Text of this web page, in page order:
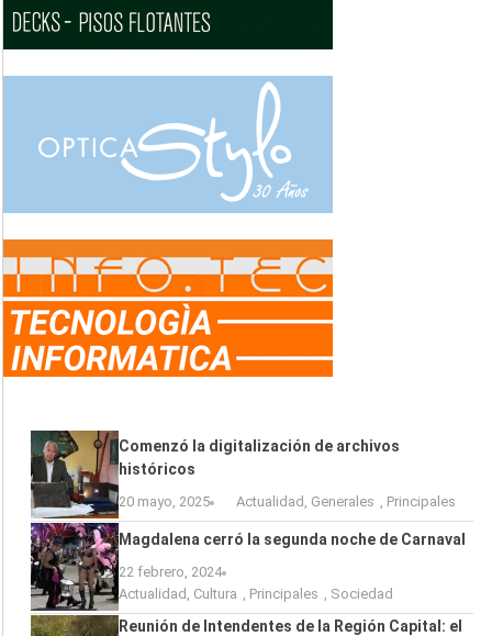
Comenzó la digitalización de archivos
históricos
20 mayo, 2025 Actualidad , Generales , Principales
Magdalena cerró la segunda noche de Carnaval
22 febrero, 2024
Actualidad , Cultura , Principales , Sociedad
Reunión de Intendentes de la Región Capital: el